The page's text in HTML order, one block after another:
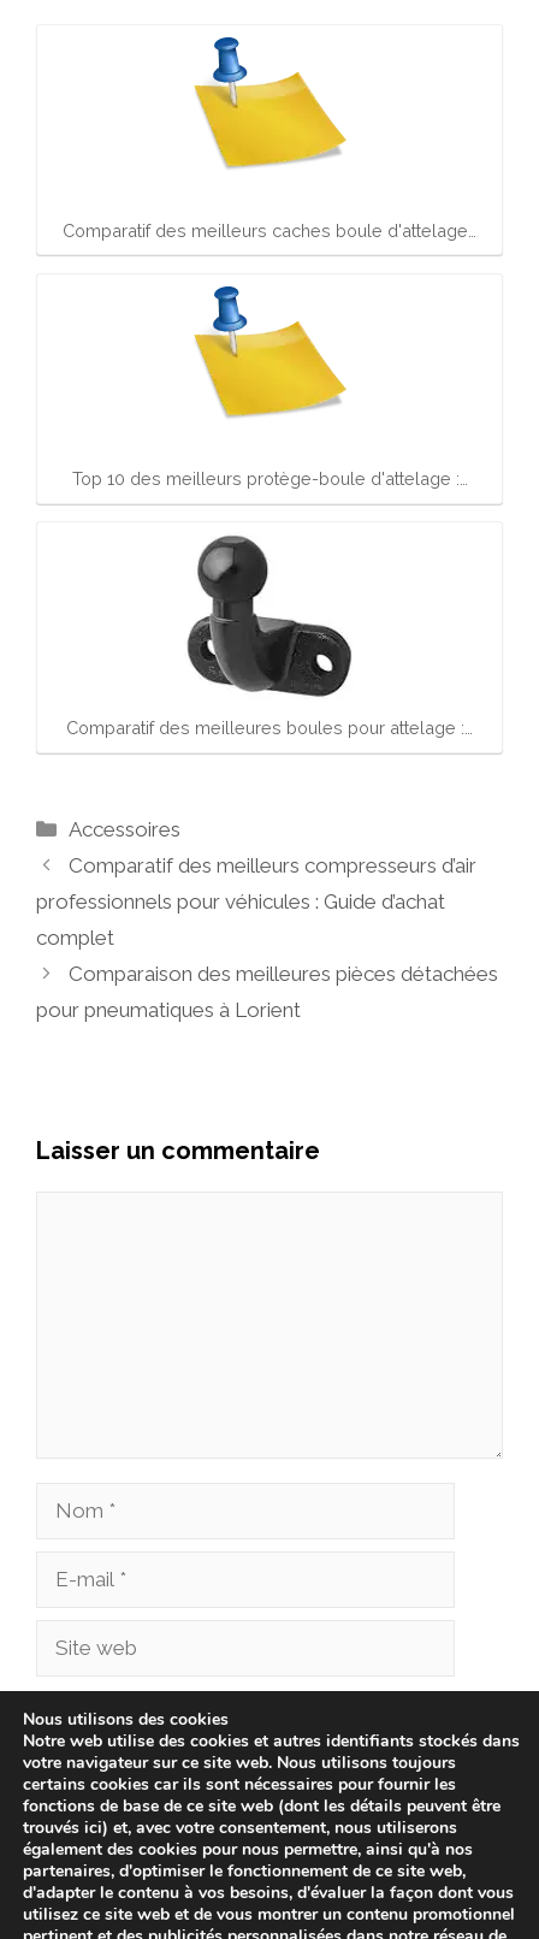
Comparatif des meilleurs caches boule d'attelage…
Top 10 des meilleurs protège-boule d'attelage :…
Comparatif des meilleures boules pour attelage :…
Catégories
Accessoires
Comparatif des meilleurs compresseurs d’air
professionnels pour véhicules : Guide d’achat
complet
Comparaison des meilleures pièces détachées
pour pneumatiques à Lorient
Laisser un commentaire
Nom
Site
Enregistrer mon nom, mon e-mail et mon site
dans le navigateur pour mon prochain
commentaire.
Nous utilisons des cookies
Notre web utilise des cookies et autres identifiants stockés dans
votre navigateur sur ce site web. Nous utilisons toujours
certains cookies car ils sont nécessaires pour fournir les
fonctions de base de ce site web (dont les détails peuvent être
trouvés ici) et, avec votre consentement, nous utiliserons
également des cookies pour nous permettre, ainsi qu'à nos
partenaires, d'optimiser le fonctionnement de ce site web,
d'adapter le contenu à vos besoins, d'évaluer la façon dont vous
utilisez ce site web et de vous montrer un contenu promotionnel